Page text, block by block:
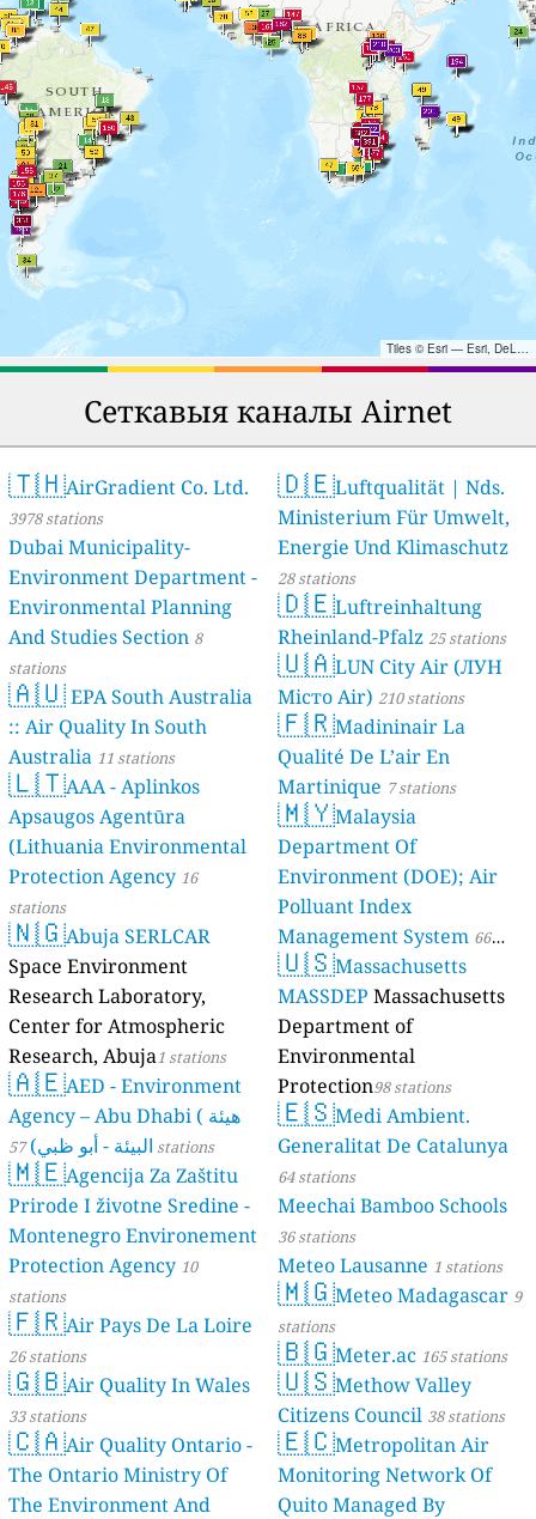
Сеткавыя каналы Airnet
🇹🇭AirGradient Co. Ltd.
3978 stations
Dubai Municipality-
Environment Department -
Environmental Planning
And Studies Section 8
stations
🇦🇺EPA South Australia
:: Air Quality In South
Australia 11 stations
🇱🇹AAA - Aplinkos
Apsaugos Agentūra
(Lithuania Environmental
Protection Agency 16
stations
🇳🇬Abuja SERLCAR
Space Environment
Research Laboratory,
Center for Atmospheric
Research, Abuja1 stations
🇦🇪AED - Environment
Agency – Abu Dhabi ( هيئة
البيئة - أبو ظبي) 57 stations
🇲🇪Agencija Za Zaštitu
Prirode I životne Sredine -
Montenegro Environement
Protection Agency 10
stations
🇫🇷Air Pays De La Loire
26 stations
🇬🇧Air Quality In Wales
33 stations
🇨🇦Air Quality Ontario -
The Ontario Ministry Of
The Environment And
🇩🇪Luftqualität | Nds.
Ministerium Für Umwelt,
Energie Und Klimaschutz
28 stations
🇩🇪Luftreinhaltung
Rheinland-Pfalz 25 stations
🇺🇦LUN City Air (ЛУН
Місто Air) 210 stations
🇫🇷Madininair La
Qualité De L’air En
Martinique 7 stations
🇲🇾Malaysia
Department Of
Environment (DOE); Air
Polluant Index
Management System 66
stations
🇺🇸Massachusetts
MASSDEP Massachusetts
Department of
Environmental
Protection98 stations
🇪🇸Medi Ambient.
Generalitat De Catalunya
64 stations
Meechai Bamboo Schools
36 stations
Meteo Lausanne 1 stations
🇲🇬Meteo Madagascar 9
stations
🇧🇬Meter.ac 165 stations
🇺🇸Methow Valley
Citizens Council 38 stations
🇪🇨Metropolitan Air
Monitoring Network Of
Quito Managed By